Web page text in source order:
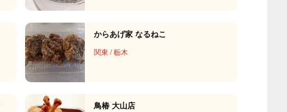
からあげ家 なるねこ
関東 /栃木
鳥椿 大山店